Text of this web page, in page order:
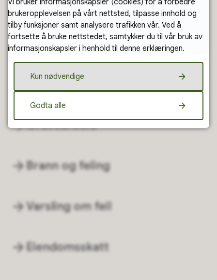
Kart og informasjon om
eiendommen din
Arealplaner
Gravearbeid
Brann og feiing
Varsling om feil
Eiendomsskatt
brukeropplevelsen på vårt nettsted, tilpasse innhold og
tilby funksjoner samt analysere trafikken vår. Ved å
fortsette å bruke nettstedet, samtykker du til vår bruk av
informasjonskapsler i henhold til denne erklæringen.
Kun nødvendige
Godta alle